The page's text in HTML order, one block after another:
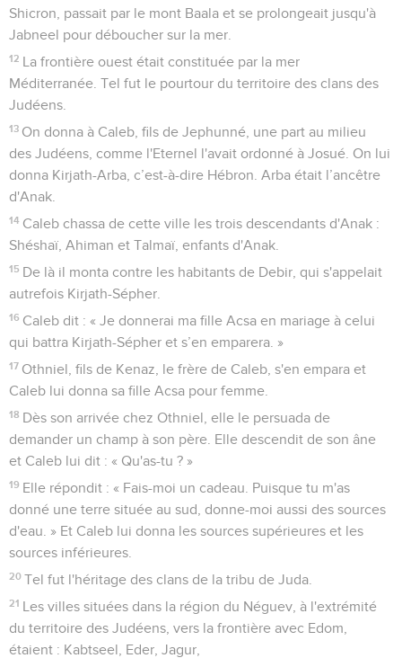
Shicron, passait par le mont Baala et se prolongeait jusqu'à
Jabneel pour déboucher sur la mer.
12 La frontière ouest était constituée par la mer
Méditerranée. Tel fut le pourtour du territoire des clans des
Judéens.
13 On donna à Caleb, fils de Jephunné, une part au milieu
des Judéens, comme l'Eternel l'avait ordonné à Josué. On lui
donna Kirjath-Arba, c’est-à-dire Hébron. Arba était l’ancêtre
d'Anak.
14 Caleb chassa de cette ville les trois descendants d'Anak :
Shéshaï, Ahiman et Talmaï, enfants d'Anak.
15 De là il monta contre les habitants de Debir, qui s'appelait
autrefois Kirjath-Sépher.
16 Caleb dit : « Je donnerai ma fille Acsa en mariage à celui
qui battra Kirjath-Sépher et s’en emparera. »
17 Othniel, fils de Kenaz, le frère de Caleb, s'en empara et
Caleb lui donna sa fille Acsa pour femme.
18 Dès son arrivée chez Othniel, elle le persuada de
demander un champ à son père. Elle descendit de son âne
et Caleb lui dit : « Qu'as-tu ? »
19 Elle répondit : « Fais-moi un cadeau. Puisque tu m'as
donné une terre située au sud, donne-moi aussi des sources
d'eau. » Et Caleb lui donna les sources supérieures et les
sources inférieures.
20 Tel fut l'héritage des clans de la tribu de Juda.
21 Les villes situées dans la région du Néguev, à l'extrémité
du territoire des Judéens, vers la frontière avec Edom,
étaient : Kabtseel, Eder, Jagur,